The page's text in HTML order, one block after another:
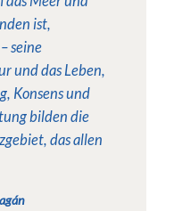
ist,
seine
und das Leben,
Konsens und
bilden die
das allen